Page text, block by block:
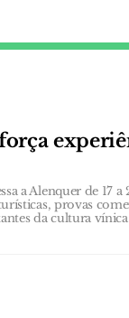
a Alenquer de 17
provas
da cultura